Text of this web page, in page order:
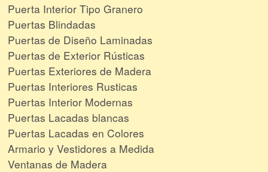
Puerta Interior Tipo Granero
Puertas Blindadas
Puertas de Diseño Laminadas
Puertas de Exterior Rústicas
Puertas Exteriores de Madera
Puertas Interiores Rusticas
Puertas Interior Modernas
Puertas Lacadas blancas
Puertas Lacadas en Colores
Armario y Vestidores a Medida
Ventanas de Madera